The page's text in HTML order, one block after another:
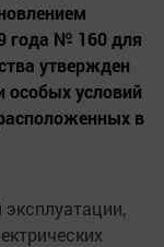
года № 160 для
утвержден
особых условий
в